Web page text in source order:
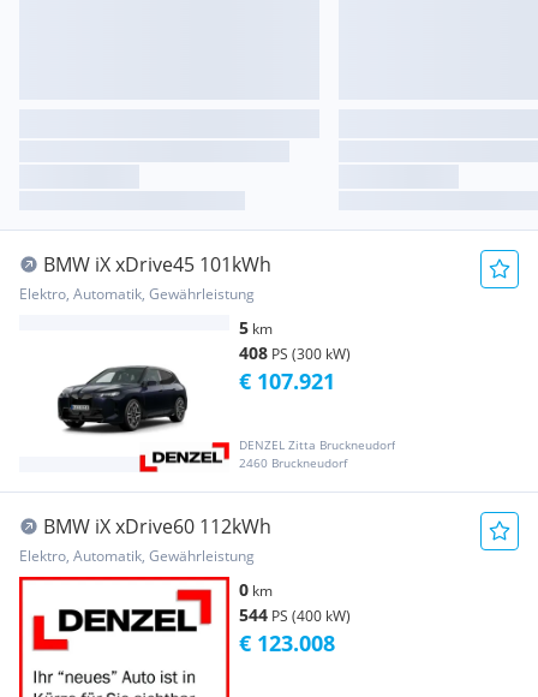
BMW iX xDrive45 101kWh
Elektro, Automatik, Gewährleistung
5 km
408 PS (300 kW)
DENZEL Zitta Bruckneudorf
2460 Bruckneudorf
€ 107.921
BMW iX xDrive60 112kWh
Elektro, Automatik, Gewährleistung
0 km
544 PS (400 kW)
€ 123.008